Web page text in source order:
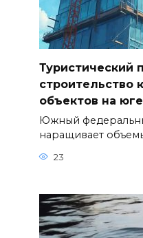
Туристический
строительство
объектов на
Южный
наращивает
23